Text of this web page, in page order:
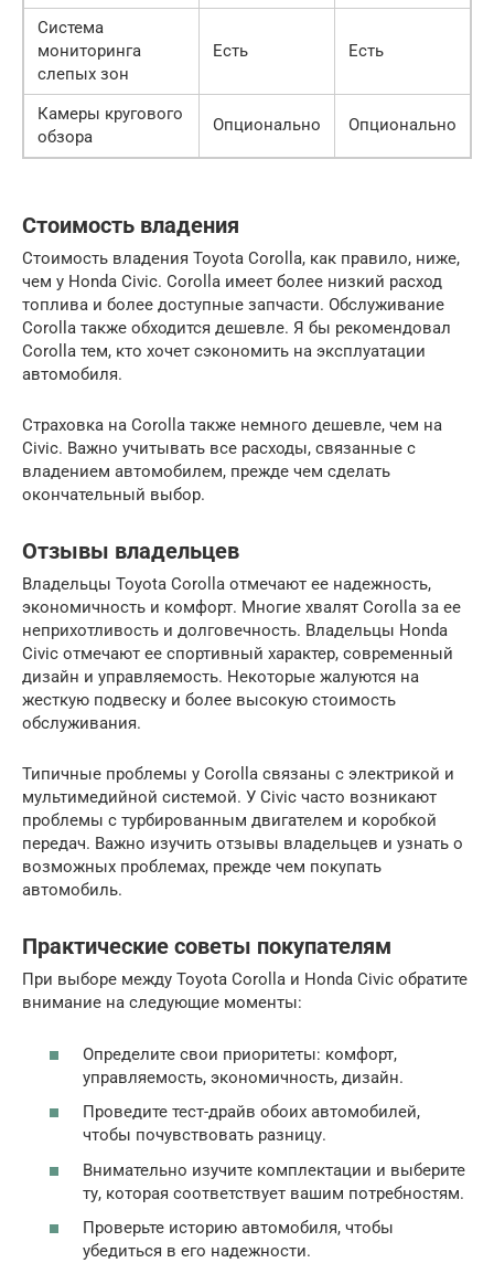
Система
мониторинга
слепых зон
Есть Есть
Камеры кругового
обзора
Опционально Опционально
Стоимость владения
Стоимость владения Toyota Corolla, как правило, ниже,
чем у Honda Civic. Corolla имеет более низкий расход
топлива и более доступные запчасти. Обслуживание
Corolla также обходится дешевле. Я бы рекомендовал
Corolla тем, кто хочет сэкономить на эксплуатации
автомобиля.
Страховка на Corolla также немного дешевле, чем на
Civic. Важно учитывать все расходы, связанные с
владением автомобилем, прежде чем сделать
окончательный выбор.
Отзывы владельцев
Владельцы Toyota Corolla отмечают ее надежность,
экономичность и комфорт. Многие хвалят Corolla за ее
неприхотливость и долговечность. Владельцы Honda
Civic отмечают ее спортивный характер, современный
дизайн и управляемость. Некоторые жалуются на
жесткую подвеску и более высокую стоимость
обслуживания.
Типичные проблемы у Corolla связаны с электрикой и
мультимедийной системой. У Civic часто возникают
проблемы с турбированным двигателем и коробкой
передач. Важно изучить отзывы владельцев и узнать о
возможных проблемах, прежде чем покупать
автомобиль.
Практические советы покупателям
При выборе между Toyota Corolla и Honda Civic обратите
внимание на следующие моменты:
Определите свои приоритеты: комфорт,
управляемость, экономичность, дизайн.
Проведите тест-драйв обоих автомобилей,
чтобы почувствовать разницу.
Внимательно изучите комплектации и выберите
ту, которая соответствует вашим потребностям.
Проверьте историю автомобиля, чтобы
убедиться в его надежности.